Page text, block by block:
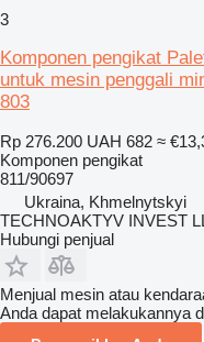
3
Komponen pengikat
untuk mesin penggali
803
Rp 276.200 UAH 682 ≈
Komponen pengikat
811/90697
Ukraina, Khmelnytskyi
TECHNOAKTYV INVEST
Hubungi penjual
Menjual mesin atau
Anda dapat melakukannya